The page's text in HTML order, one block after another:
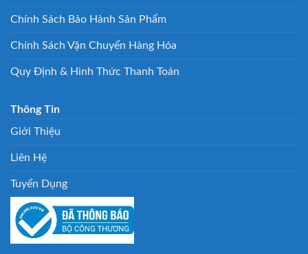
Chính Sách Bảo Hành Sản Phẩm
Chính Sách Vận Chuyển Hàng Hóa
Quy Định & Hình Thức Thanh Toán
Thông Tin
Giới Thiệu
Liên Hệ
Tuyển Dụng